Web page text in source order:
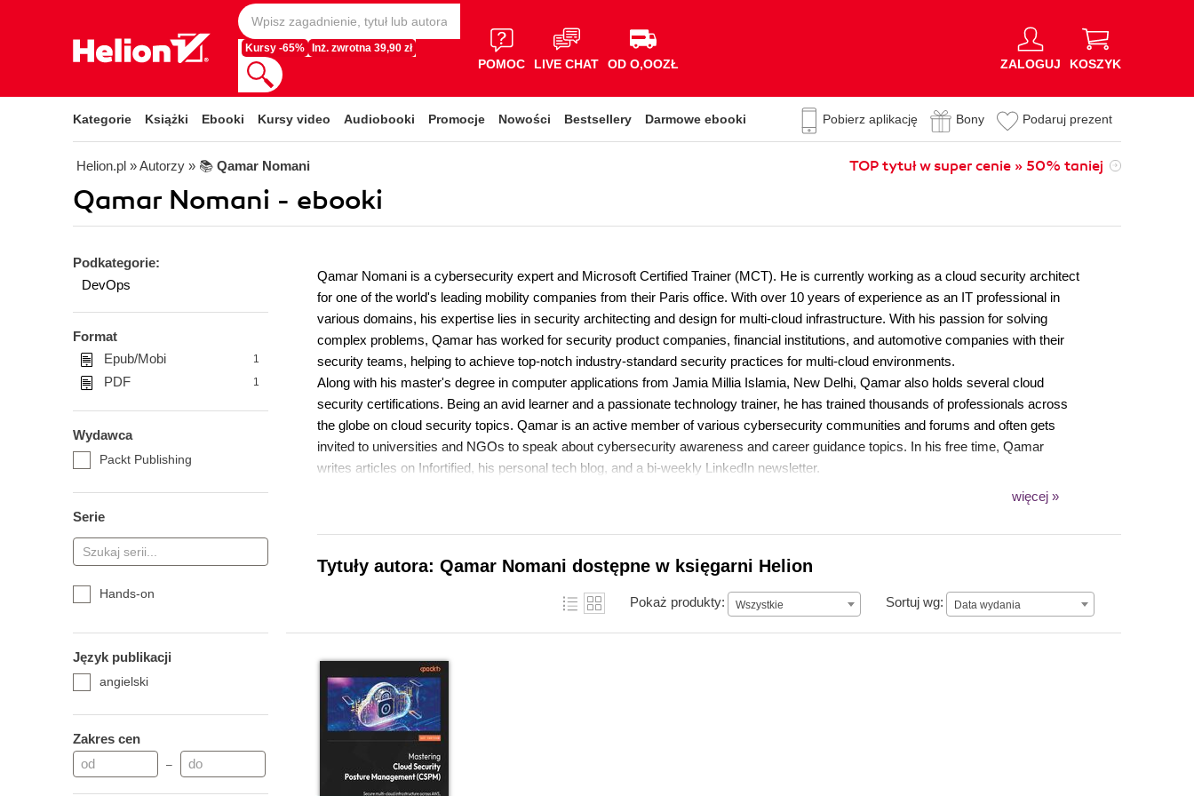
Kursy -65% Inż. zwrotna 39,90 zł
POMOC LIVE CHAT OD O,OOZŁ ZALOGUJ KOSZYK
Kategorie Książki Ebooki Kursy video Audiobooki Promocje Nowości Bestsellery Darmowe ebooki Pobierz aplikację Bony Podaruj prezent
Helion.pl » Autorzy » 📚 Qamar Nomani TOP tytuł w super cenie » 50% taniej
Qamar Nomani - ebooki
Podkategorie:
DevOps
Format
Epub/Mobi
1
PDF 1
Wydawca
Packt Publishing
Serie
Hands-on
Język publikacji
angielski
Zakres cen
–
Qamar Nomani is a cybersecurity expert and Microsoft Certified Trainer (MCT). He is currently working as a cloud security architect
for one of the world's leading mobility companies from their Paris office. With over 10 years of experience as an IT professional in
various domains, his expertise lies in security architecting and design for multi-cloud infrastructure. With his passion for solving
complex problems, Qamar has worked for security product companies, financial institutions, and automotive companies with their
security teams, helping to achieve top-notch industry-standard security practices for multi-cloud environments.
Along with his master's degree in computer applications from Jamia Millia Islamia, New Delhi, Qamar also holds several cloud
security certifications. Being an avid learner and a passionate technology trainer, he has trained thousands of professionals across
the globe on cloud security topics. Qamar is an active member of various cybersecurity communities and forums and often gets
invited to universities and NGOs to speak about cybersecurity awareness and career guidance topics. In his free time, Qamar
writes articles on Infortified, his personal tech blog, and a bi-weekly LinkedIn newsletter.
więcej »
Tytuły autora: Qamar Nomani dostępne w księgarni Helion
Pokaż produkty: Wszystkie Sortuj wg: Data wydania
Data wydania